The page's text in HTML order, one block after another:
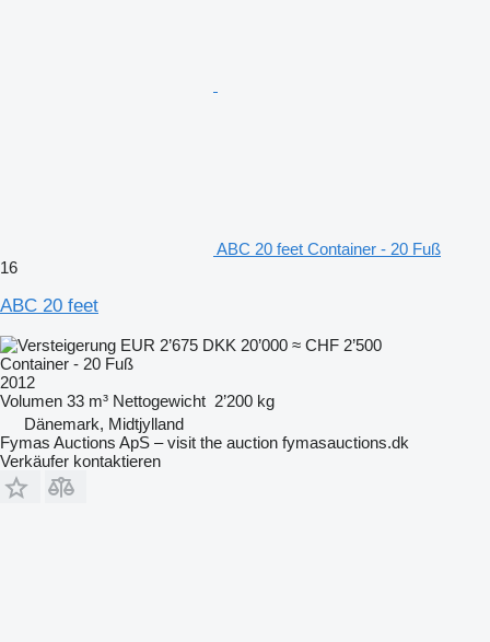
ABC 20 feet Container - 20 Fuß
16
ABC 20 feet
EUR 2’675 DKK 20’000 ≈ CHF 2’500
Container - 20 Fuß
2012
Volumen 33 m³ Nettogewicht 2’200 kg
Dänemark, Midtjylland
Fymas Auctions ApS – visit the auction fymasauctions.dk
Verkäufer kontaktieren